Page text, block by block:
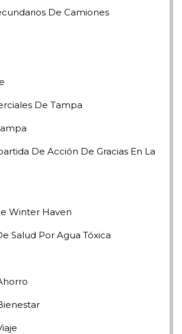
De Camiones
De Tampa
De Acción De Gracias En La
Winter Haven
Salud Por Agua Tóxica